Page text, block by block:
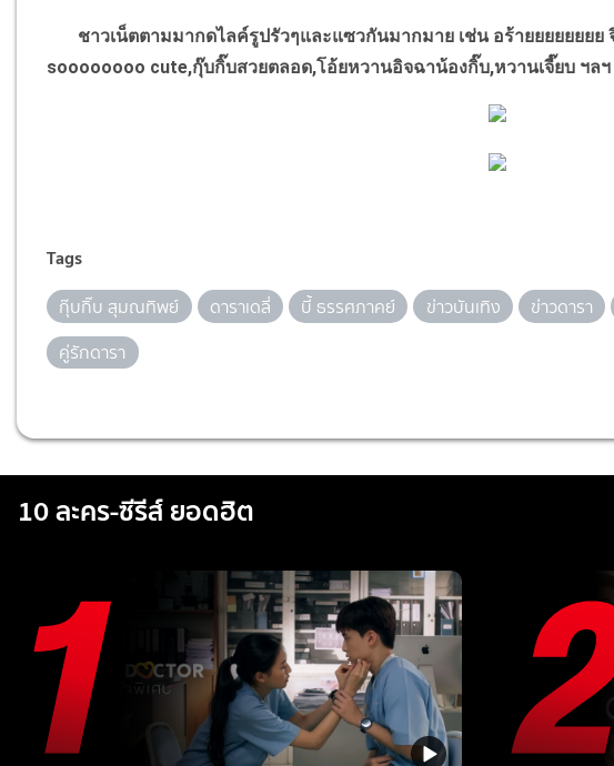
ชาวเน็ตตามมากดไลค์รูปรัวๆและแซวกันมากมาย เช่น อร้ายยยยยยยย
soooooooo cute,กุ๊บกิ๊บสวยตลอด,โอ้ยหวานอิจฉาน้องกิ๊บ,หวานเจี๊ยบ ฯลฯ
Tags
กุ๊บกิ๊บ สุมณทิพย์ ดาราเดลี่ บี้ ธรรศภาคย์ ข่าวบันเทิง ข่าวดารา
คู่รักดารา
10 ละคร-ซีรีส์ ยอดฮิต